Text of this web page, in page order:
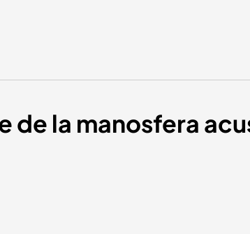
de la manosfera